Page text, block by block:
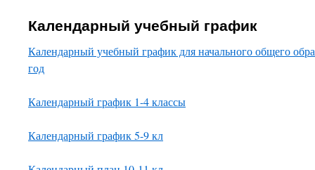
Календарный учебный график
Календарный учебный график для начального общего
год
Календарный график 1-4 классы
Календарный график 5-9 кл